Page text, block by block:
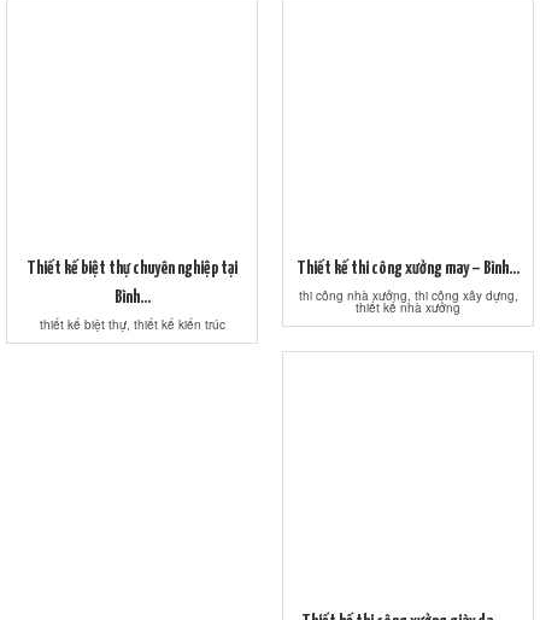
Thiết kế biệt thự chuyên nghiệp tại
Bình...
thiết kế biệt thự, thiết kế kiến trúc
Thiết kế thi công xưởng may – Bình...
thi công nhà xưởng, thi công xây dựng,
thiết kế nhà xưởng